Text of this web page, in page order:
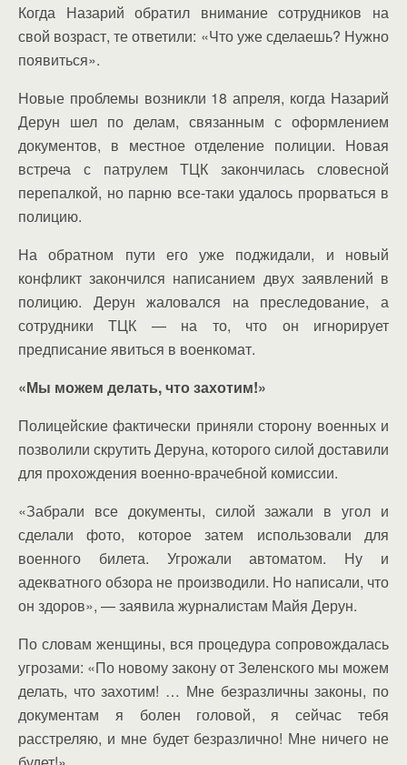
Когда Назарий обратил внимание сотрудников на
свой возраст, те ответили: «Что уже сделаешь? Нужно
появиться».
Новые проблемы возникли 18 апреля, когда Назарий
Дерун шел по делам, связанным с оформлением
документов, в местное отделение полиции. Новая
встреча с патрулем ТЦК закончилась словесной
перепалкой, но парню все-таки удалось прорваться в
полицию.
На обратном пути его уже поджидали, и новый
конфликт закончился написанием двух заявлений в
полицию. Дерун жаловался на преследование, а
сотрудники ТЦК — на то, что он игнорирует
предписание явиться в военкомат.
«Мы можем делать, что захотим!»
Полицейские фактически приняли сторону военных и
позволили скрутить Деруна, которого силой доставили
для прохождения военно-врачебной комиссии.
«Забрали все документы, силой зажали в угол и
сделали фото, которое затем использовали для
военного билета. Угрожали автоматом. Ну и
адекватного обзора не производили. Но написали, что
он здоров», — заявила журналистам Майя Дерун.
По словам женщины, вся процедура сопровождалась
угрозами: «По новому закону от Зеленского мы можем
делать, что захотим! … Мне безразличны законы, по
документам я болен головой, я сейчас тебя
расстреляю, и мне будет безразлично! Мне ничего не